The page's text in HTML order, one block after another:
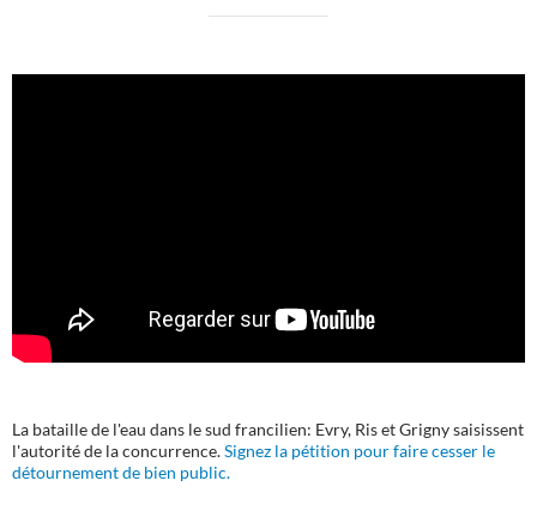
La bataille de l'eau dans le sud francilien: Evry, Ris et Grigny saisissent
l'autorité de la concurrence.Signez la pétition pour faire cesser le
détournement de bien public.